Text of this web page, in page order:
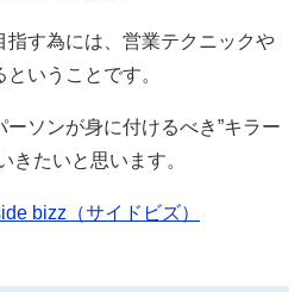
指す為には、営業テクニックや
いうことです。
ソンが身に付けるべき”キラー
きたいと思います。
bizz（サイドビズ）